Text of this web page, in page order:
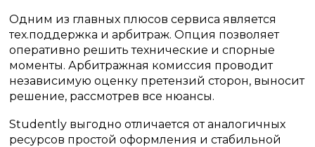
Одним из главных плюсов сервиса является
тех.поддержка и арбитраж. Опция позволяет
оперативно решить технические и спорные
моменты. Арбитражная комиссия проводит
независимую оценку претензий сторон, выносит
решение, рассмотрев все нюансы.
Studently выгодно отличается от аналогичных
ресурсов простой оформления и стабильной